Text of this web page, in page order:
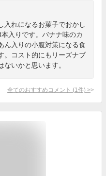
入れになるお菓子でおかし
入りです。バナナ味のカ
ん入りの小腹対策になる食
。コスト的にもリーズナブ
いかと思います。
全てのおすすめコメント (1 件) >